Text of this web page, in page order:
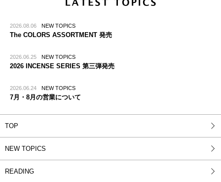
2026.08.06 NEW TOPICS
The COLORS ASSORTMENT 発売
2026.06.25 NEW TOPICS
2026 INCENSE SERIES 第三弾発売
2026.06.24 NEW TOPICS
7月・8月の営業について
TOP
NEW TOPICS
READING